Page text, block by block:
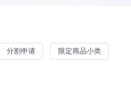
分割申请 限定商品小类